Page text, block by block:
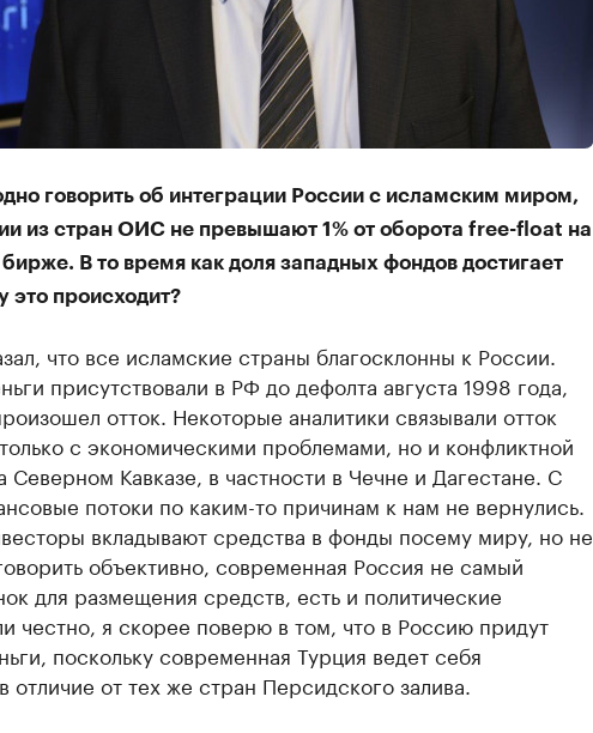
говорить об интеграции России с исламским миром,
из стран ОИС не превышают 1% от оборота free-float на
В то время как доля западных фондов достигает
это происходит?
что все исламские страны благосклонны к России.
присутствовали в РФ до дефолта августа 1998 года,
отток. Некоторые аналитики связывали отток
с экономическими проблемами, но и конфликтной
Северном Кавказе, в частности в Чечне и Дагестане. С
потоки по каким-то причинам к нам не вернулись.
вкладывают средства в фонды посему миру, но не
объективно, современная Россия не самый
для размещения средств, есть и политические
честно, я скорее поверю в том, что в Россию придут
поскольку современная Турция ведет себя
отличие от тех же стран Персидского залива.